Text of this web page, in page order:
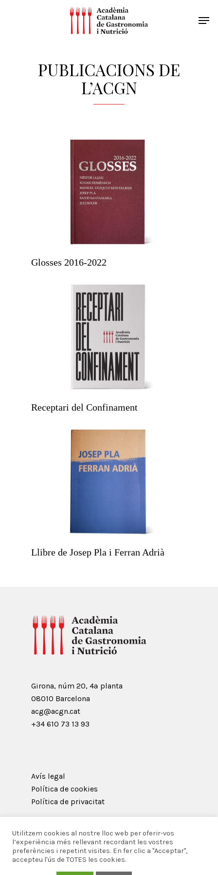
PUBLICACIONS DE
L’ACGN
Glosses 2016-2022
Receptari del Confinament
Llibre de Josep Pla i Ferran Adrià
Girona, núm 20, 4ª planta
08010 Barcelona
acg@acgn.cat
+34 610 73 13 93
Avís legal
Política de cookies
Política de privacitat
© 2026 Acadèmia Catalana de Gastronomia i
Nutrició.
Utilitzem cookies al nostre lloc web per oferir-vos
l’experiència més rellevant recordant les vostres
preferències i repetint visites. En fer clic a "Acceptar",
accepteu l'ús de TOTES les cookies.